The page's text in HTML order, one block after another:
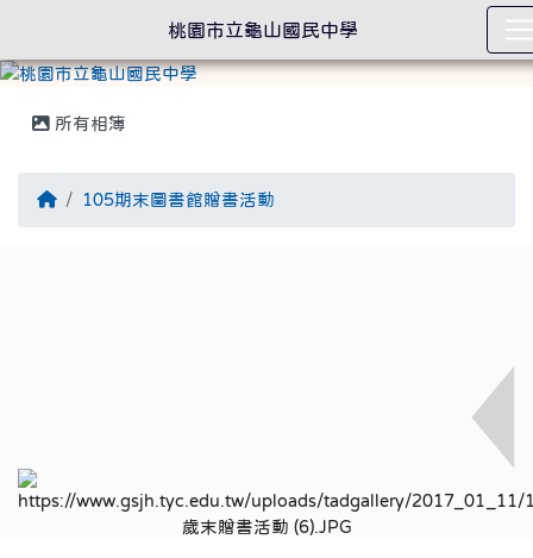
所有相簿
回首頁105期末圖書館贈書活動
桃園市立龜山國民中學